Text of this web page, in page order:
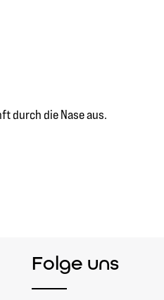
durch die Nase aus.
Folge uns